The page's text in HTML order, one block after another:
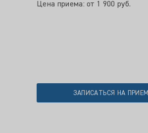
Цена приема: от 1 900 руб.
ЗАПИСАТЬСЯ НА ПРИЕМ